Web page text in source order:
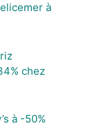
à
chez
à -50%